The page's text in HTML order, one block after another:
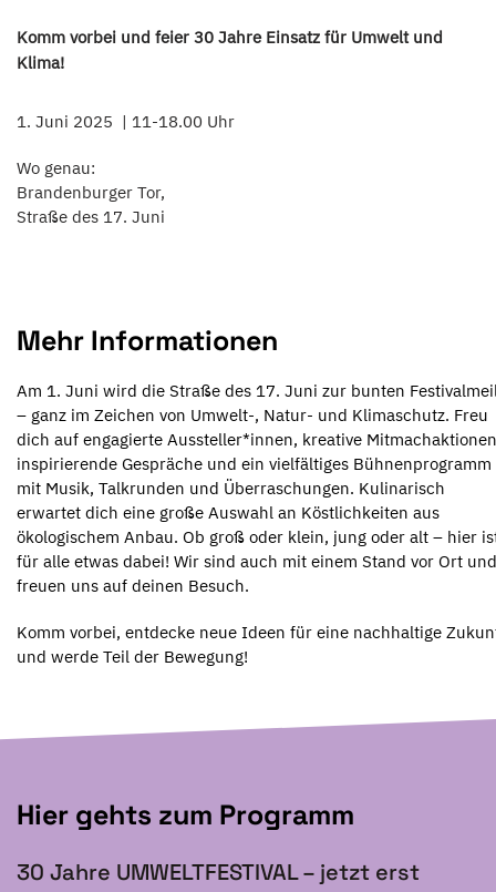
Komm vorbei und feier 30 Jahre Einsatz für Umwelt und
Klima!
1. Juni 2025 11-18.00 Uhr
Wo genau:
Brandenburger Tor,
Straße des 17. Juni
Mehr Informationen
Am 1. Juni wird die Straße des 17. Juni zur bunten
– ganz im Zeichen von Umwelt-, Natur- und Klimaschutz. Freu
dich auf engagierte Aussteller*innen, kreative
inspirierende Gespräche und ein vielfältiges Bühnenprogramm
mit Musik, Talkrunden und Überraschungen. Kulinarisch
erwartet dich eine große Auswahl an Köstlichkeiten aus
ökologischem Anbau. Ob groß oder klein, jung oder alt – hier
für alle etwas dabei! Wir sind auch mit einem Stand vor Ort und
freuen uns auf deinen Besuch.
Komm vorbei, entdecke neue Ideen für eine nachhaltige
und werde Teil der Bewegung!
Hier gehts zum Programm
30 Jahre UMWELTFESTIVAL – jetzt erst